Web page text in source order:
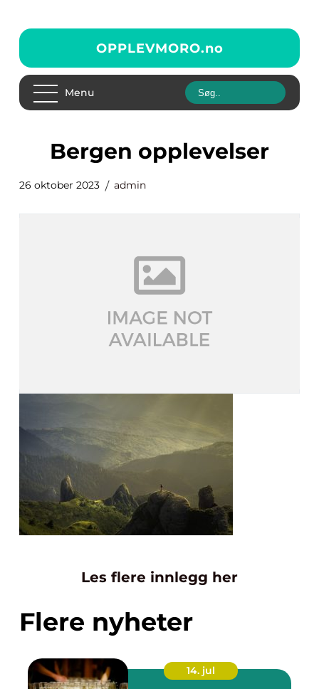
OPPLEVMORO.no
Menu
bergen opplevelser
26 oktober 2023 admin
Les flere innlegg her
Flere nyheter
14. jul